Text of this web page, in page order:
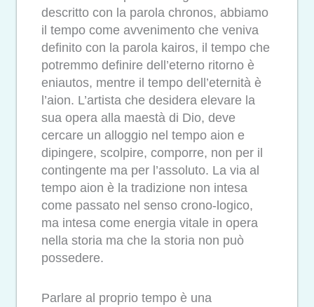
descritto con la parola chronos, abbiamo
il tempo come avvenimento che veniva
definito con la parola kairos, il tempo che
potremmo definire dell’eterno ritorno è
eniautos, mentre il tempo dell’eternità è
l’aion. L’artista che desidera elevare la
sua opera alla maestà di Dio, deve
cercare un alloggio nel tempo aion e
dipingere, scolpire, comporre, non per il
contingente ma per l’assoluto. La via al
tempo aion è la tradizione non intesa
come passato nel senso crono-logico,
ma intesa come energia vitale in opera
nella storia ma che la storia non può
possedere.
Parlare al proprio tempo è una